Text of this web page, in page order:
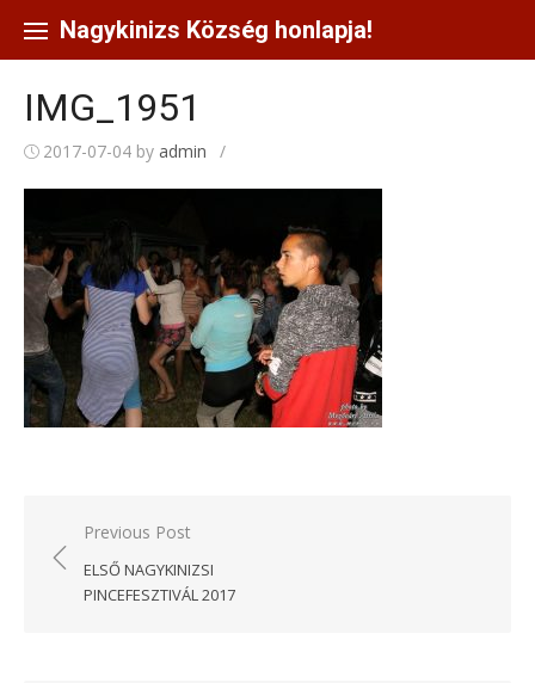
content
Nagykinizs Község honlapja!
IMG_1951
2017-07-04 by admin /
Bejegyzés
navigáció
Previous Post
ELSŐ NAGYKINIZSI
PINCEFESZTIVÁL 2017